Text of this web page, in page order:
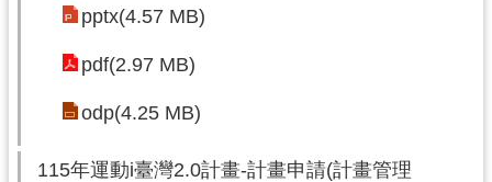
pptx(4.57 MB)
pdf(2.97 MB)
odp(4.25 MB)
115年運動i臺灣2.0計畫-計畫申請(計畫管理